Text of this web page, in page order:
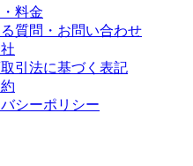
料金
質問・お問い合わせ
引法に基づく表記
シーポリシー